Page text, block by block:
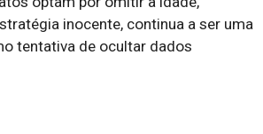
inocente, continua a ser uma
tentativa de ocultar dados